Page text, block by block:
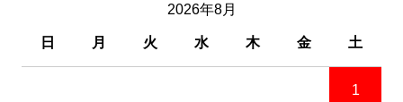
2026年8月
日 月 火 水 木 金 土
1